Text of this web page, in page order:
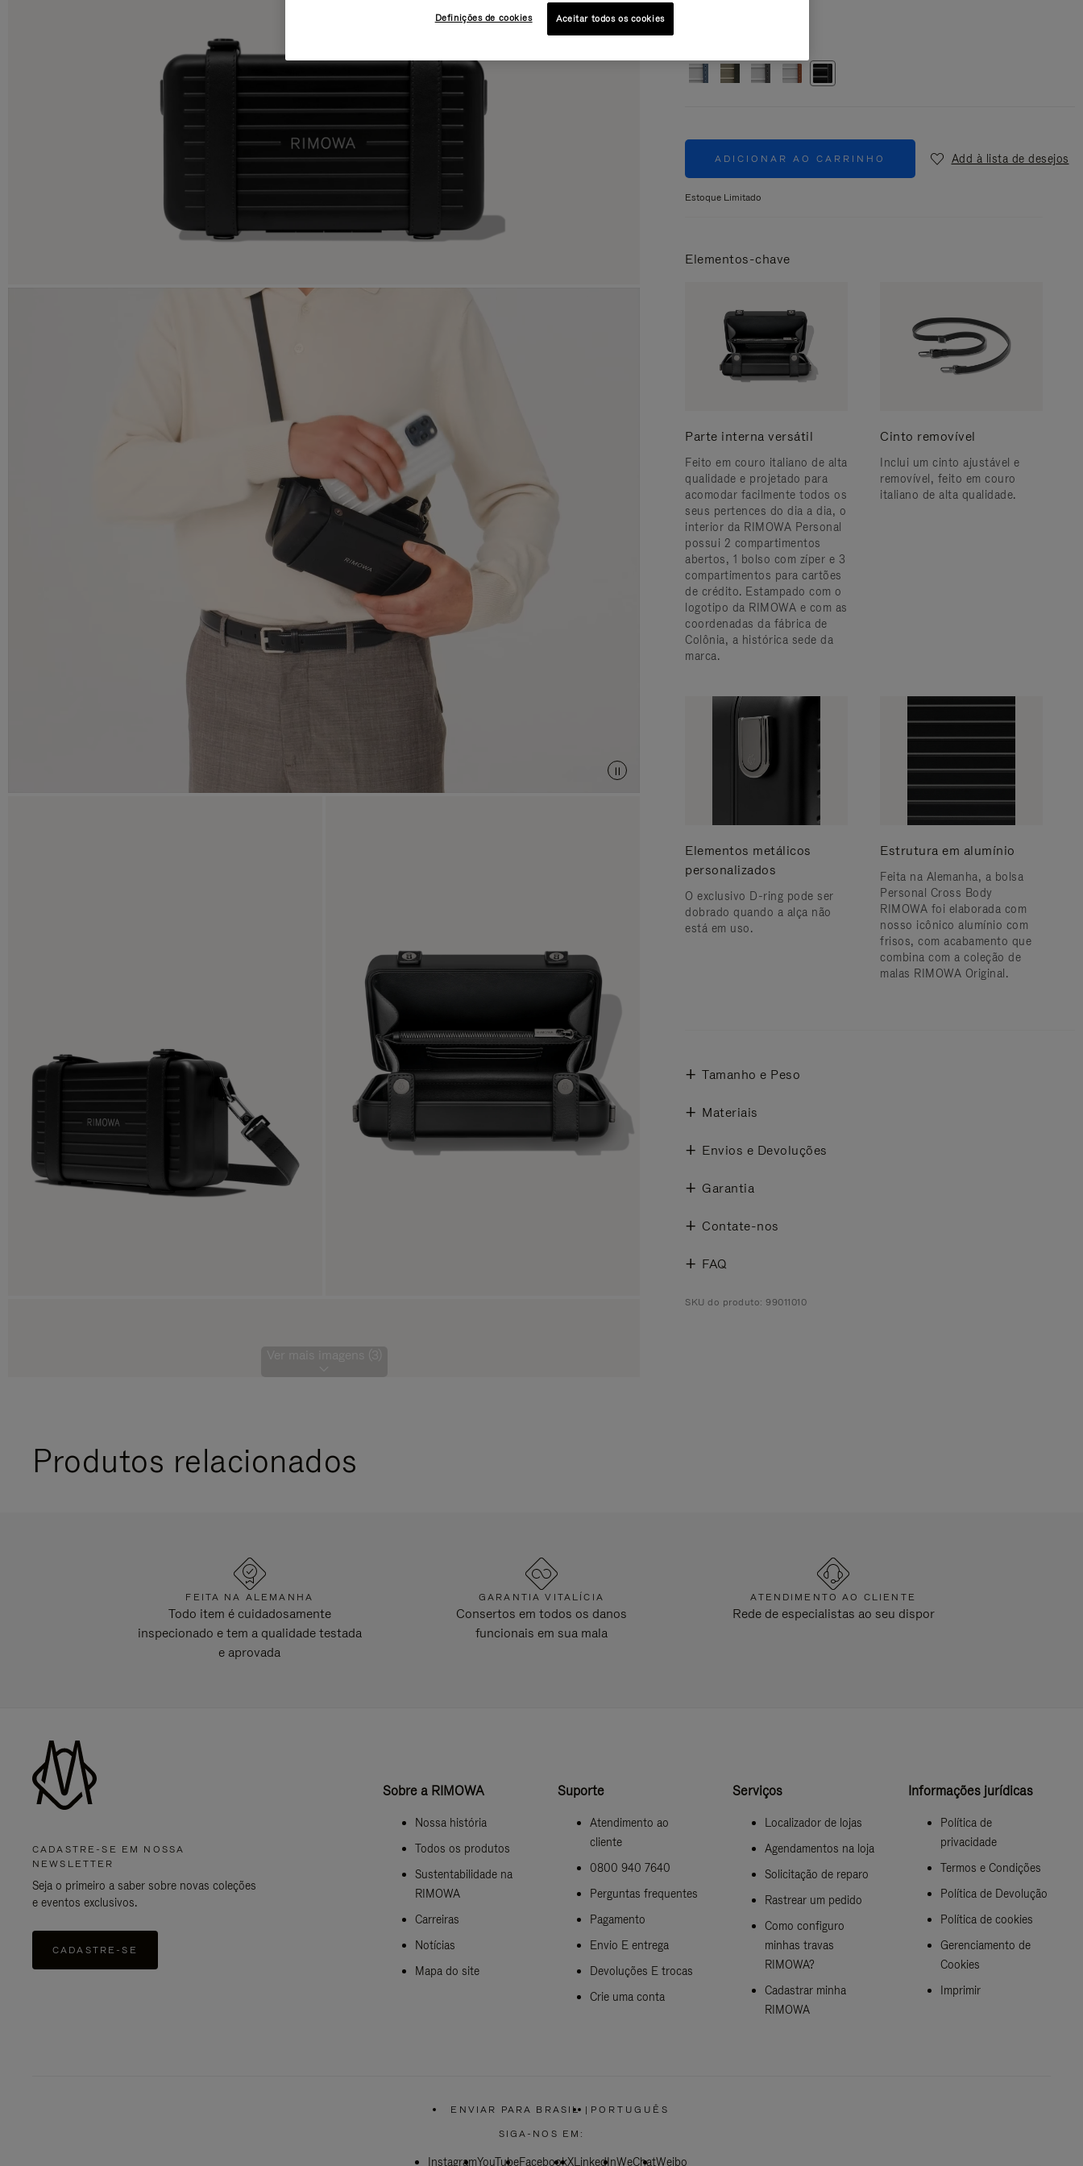
Ver mais imagens (3)
ADICIONAR AO CARRINHO Add à lista de desejos
Estoque Limitado
Elementos-chave
Parte interna versátil
Feito em couro italiano de alta
qualidade e projetado para
acomodar facilmente todos os
seus pertences do dia a dia, o
interior da RIMOWA Personal
possui 2 compartimentos
abertos, 1 bolso com zíper e 3
compartimentos para cartões
de crédito. Estampado com o
logotipo da RIMOWA e com as
coordenadas da fábrica de
Colônia, a histórica sede da
marca.
Cinto removível
Inclui um cinto ajustável e
removível, feito em couro
italiano de alta qualidade.
Elementos metálicos
personalizados
O exclusivo D-ring pode ser
dobrado quando a alça não
está em uso.
Estrutura em alumínio
Feita na Alemanha, a bolsa
Personal Cross Body
RIMOWA foi elaborada com
nosso icônico alumínio com
frisos, com acabamento que
combina com a coleção de
malas RIMOWA Original.
Tamanho e Peso
Materiais
Envios e Devoluções
Garantia
Contate-nos
FAQ
SKU do produto: 99011010
Produtos relacionados
FEITA NA ALEMANHA
Todo item é cuidadosamente
inspecionado e tem a qualidade testada
e aprovada
GARANTIA VITALÍCIA
Consertos em todos os danos
funcionais em sua mala
ATENDIMENTO AO CLIENTE
Rede de especialistas ao seu dispor
CADASTRE-SE EM NOSSA
NEWSLETTER
Seja o primeiro a saber sobre novas coleções
e eventos exclusivos.
CADASTRE-SE
Sobre a RIMOWA
Nossa história
Todos os produtos
Sustentabilidade na
RIMOWA
Carreiras
Notícias
Mapa do site
Suporte
Atendimento ao
cliente
0800 940 7640
Perguntas frequentes
Pagamento
Envio E entrega
Devoluções E trocas
Crie uma conta
Serviços
Localizador de lojas
Agendamentos na loja
Solicitação de reparo
Rastrear um pedido
Como configuro
minhas travas
RIMOWA?
Cadastrar minha
RIMOWA
Informações jurídicas
Política de
privacidade
Termos e Condições
Política de Devolução
Política de cookies
Gerenciamento de
Cookies
Imprimir
ENVIAR PARA BRASIL
POR
FAVOR,
SUA
| PORTUGUÊS
SIGA-NOS EM:
InstagramYouTubeFacebookXLinkedInWeChatWeibo
Definições de cookies Aceitar todos os cookies